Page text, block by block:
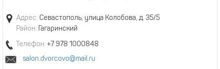
Адрес: Севастополь, улица Колобова, д. 35/5
Район: Гагаринский
Телефон: +7 978 1000848
salon.dvorcovo@mail.ru